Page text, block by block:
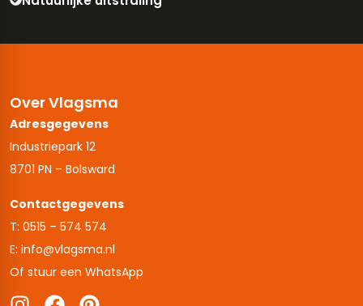
Over Vlagsma
Adresgegevens
Industriepark 12
8701 PN – Bolsward
Contactgegevens
T: 0515 – 574 574
E: info@vlagsma.nl
Of stuur een WhatsApp